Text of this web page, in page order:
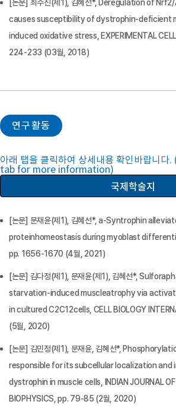
[논문] 최수진(제1), 김혜선*, Deregulation of
causes susceptibility of dystrophin-deficient
induced oxidative stress, EXPERIMENTAL
224-233 (03월, 2018)
연구활동
아래 탭을 클릭하여 상세내용 확인바랍니
tab for more information)
국제학술지
[논문] 문재윤(제1), 김혜선*, a-Syntrophin
proteinhomeostasis during myoblast
pp. 1656-1670 (4월, 2021)
[논문] 김다정(제1), 문재윤(제1), 김혜선*,
starvation‐induced muscleatrophy via
in cultured C2C12cells, CELL BIOLOGY
(5월, 2020)
[논문] 김민정(제1), 문재윤, 김혜선*,
responsible for its subcellular localization
dystrophin in muscle cells, INDIAN JOURNAL
BIOPHYSICS, pp. 79-85 (2월, 2020)